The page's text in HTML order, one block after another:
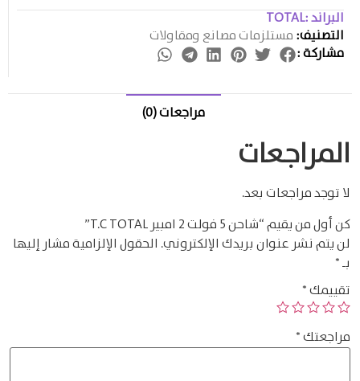
البراند :TOTAL
التصنيف: مستلزمات مصانع ومقاولات
مشاركة :
مراجعات (0)
المراجعات
لا توجد مراجعات بعد.
كن أول من يقيم “شاحن 5 فولت 2 امبير T.C TOTAL”
لن يتم نشر عنوان بريدك الإلكتروني. الحقول الإلزامية مشار إليها
بـ*
تقييمك*
مراجعتك*